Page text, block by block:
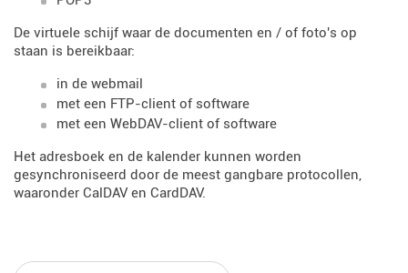
De virtuele schijf waar de documenten en / of foto's op
staan ​​is bereikbaar:
in de webmail
met een FTP-client of software
met een WebDAV-client of software
Het adresboek en de kalender kunnen worden
gesynchroniseerd door de meest gangbare protocollen,
waaronder CalDAV en CardDAV.